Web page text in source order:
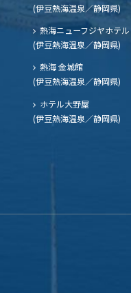
(伊豆熱海温泉／静岡県)
熱海ニューフジヤホテル
(伊豆熱海温泉／静岡県)
熱海 金城館
(伊豆熱海温泉／静岡県)
ホテル大野屋
(伊豆熱海温泉／静岡県)